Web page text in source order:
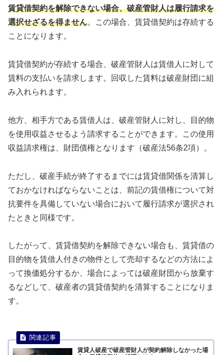
賃貸借契約を解除できない場合、破産管財人は履行請求を
選択せざるを得ません。この場合、賃貸借契約は存続する
ことになります。
賃貸借契約が存続する場合、破産管財人は賃借人に対して
賃料の支払いを請求します。回収した賃料は破産財団に組
み入れられます。
他方、相手方である賃借人は、破産管財人に対し、目的物
を使用収益させるよう請求することができます。この使用
収益請求権は、財団債権となります（破産法56条2項）。
ただし、破産手続が終了するまでには賃貸借関係を清算し
ておかなければならないことは、前記の賃借権について対
抗要件を具備していない場合において履行請求が選択され
たときと同様です。
したがって、賃貸借契約を解除できない場合も、賃貸借の
目的物を賃借人付きの物件として売却するなどの方法によ
って換価処分するか、場合によっては破産財団から放棄す
るなどして、破産者の賃貸借契約を清算することになりま
す。
賃貸人破産で破産管財人が契約解除しなかった場